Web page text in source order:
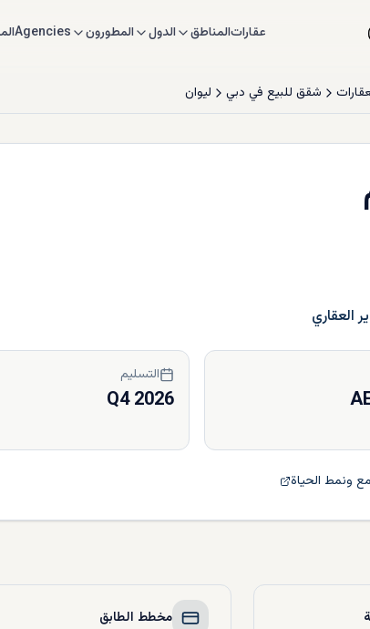
عقاراتالمناطق الدول المطورون Agencies
شقق للبيع في دبي لیوان
العقاري
التسليم
Q4 2026
ونمط الحياة
مخطط الطابق